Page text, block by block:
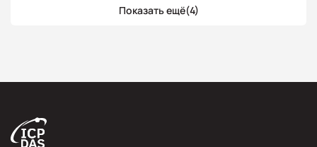
Показать ещё(4)